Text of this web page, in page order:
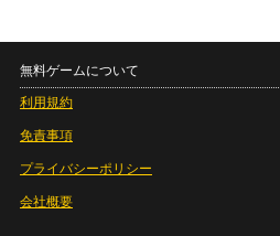
無料ゲームについて
利用規約
免責事項
プライバシーポリシー
会社概要